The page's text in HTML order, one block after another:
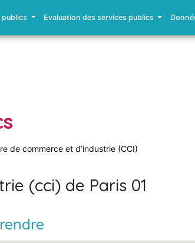
publics Evaluation des services publics
de commerce et d’industrie (CCI)
(cci) de Paris 01